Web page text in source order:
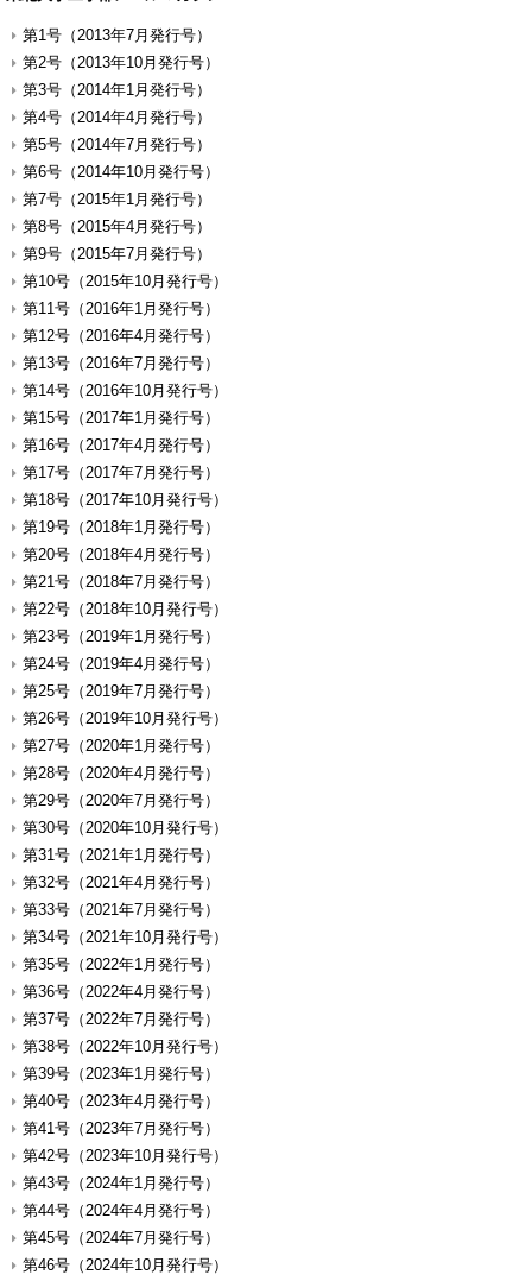
第1号（2013年7月発行号）
第2号（2013年10月発行号）
第3号（2014年1月発行号）
第4号（2014年4月発行号）
第5号（2014年7月発行号）
第6号（2014年10月発行号）
第7号（2015年1月発行号）
第8号（2015年4月発行号）
第9号（2015年7月発行号）
第10号（2015年10月発行号）
第11号（2016年1月発行号）
第12号（2016年4月発行号）
第13号（2016年7月発行号）
第14号（2016年10月発行号）
第15号（2017年1月発行号）
第16号（2017年4月発行号）
第17号（2017年7月発行号）
第18号（2017年10月発行号）
第19号（2018年1月発行号）
第20号（2018年4月発行号）
第21号（2018年7月発行号）
第22号（2018年10月発行号）
第23号（2019年1月発行号）
第24号（2019年4月発行号）
第25号（2019年7月発行号）
第26号（2019年10月発行号）
第27号（2020年1月発行号）
第28号（2020年4月発行号）
第29号（2020年7月発行号）
第30号（2020年10月発行号）
第31号（2021年1月発行号）
第32号（2021年4月発行号）
第33号（2021年7月発行号）
第34号（2021年10月発行号）
第35号（2022年1月発行号）
第36号（2022年4月発行号）
第37号（2022年7月発行号）
第38号（2022年10月発行号）
第39号（2023年1月発行号）
第40号（2023年4月発行号）
第41号（2023年7月発行号）
第42号（2023年10月発行号）
第43号（2024年1月発行号）
第44号（2024年4月発行号）
第45号（2024年7月発行号）
第46号（2024年10月発行号）